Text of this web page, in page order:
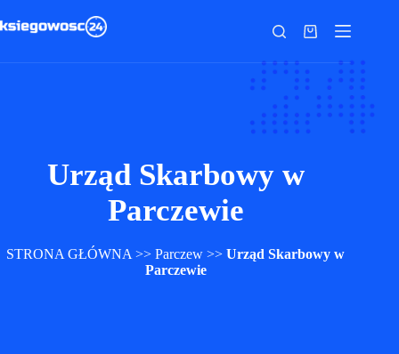
do
Koszyk
Urząd Skarbowy w
Parczewie
STRONA GŁÓWNA >>Parczew >>Urząd Skarbowy w
Parczewie